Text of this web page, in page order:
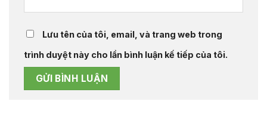
Lưu tên của tôi, email, và trang web trong
trình duyệt này cho lần bình luận kế tiếp của tôi.